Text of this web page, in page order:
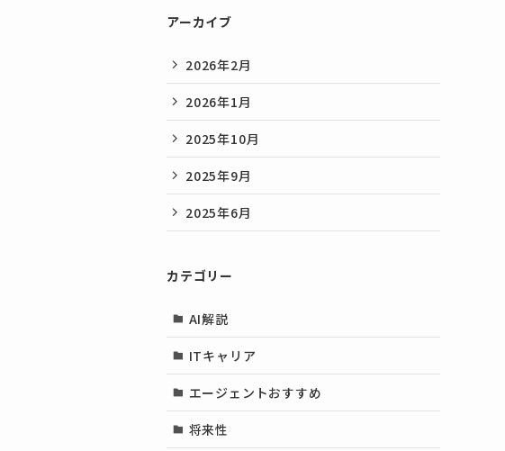
アーカイブ
2026年2月
2026年1月
2025年10月
2025年9月
2025年6月
カテゴリー
AI解説
ITキャリア
エージェントおすすめ
将来性